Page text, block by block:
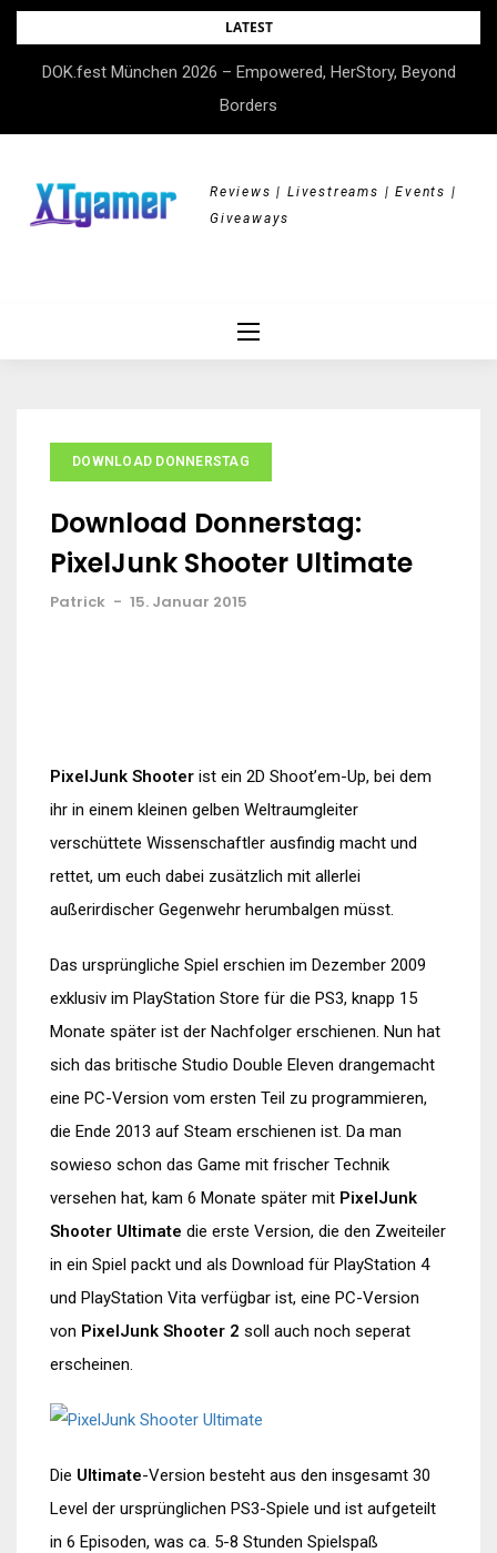
Skip
content
LATEST
DOK.fest München 2026 – Empowered, HerStory, Beyond
Borders
Reviews | Livestreams | Events |
Giveaways
DOWNLOAD DONNERSTAG
Download Donnerstag:
PixelJunk Shooter Ultimate
Patrick - 15. Januar 2015
PixelJunk Shooter ist ein 2D Shoot’em-Up, bei dem
ihr in einem kleinen gelben Weltraumgleiter
verschüttete Wissenschaftler ausfindig macht und
rettet, um euch dabei zusätzlich mit allerlei
außerirdischer Gegenwehr herumbalgen müsst.
Das ursprüngliche Spiel erschien im Dezember 2009
exklusiv im PlayStation Store für die PS3, knapp 15
Monate später ist der Nachfolger erschienen. Nun hat
sich das britische Studio Double Eleven drangemacht
eine PC-Version vom ersten Teil zu programmieren,
die Ende 2013 auf Steam erschienen ist. Da man
sowieso schon das Game mit frischer Technik
versehen hat, kam 6 Monate später mit PixelJunk
Shooter Ultimate die erste Version, die den Zweiteiler
in ein Spiel packt und als Download für PlayStation 4
und PlayStation Vita verfügbar ist, eine PC-Version
von PixelJunk Shooter 2 soll auch noch seperat
erscheinen.
Die Ultimate-Version besteht aus den insgesamt 30
Level der ursprünglichen PS3-Spiele und ist aufgeteilt
in 6 Episoden, was ca. 5-8 Stunden Spielspaß